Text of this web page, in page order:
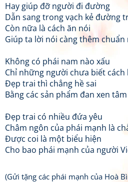
Hay giúp đỡ người đi đường
Dẫn sang trong vạch kẻ đường
Còn nữa là cách ăn nói
Giúp ta lời nói càng thêm chuẩn
Không có phái nam nào xấu
Chỉ những người chưa biết cách
Đẹp trai thì chẳng hề sai
Bằng các sản phẩm đan xen
Đẹp trai có nhiều đứa yêu
Châm ngôn của phái mạnh là
Được coi là một biểu hiện
Cho bao phái mạnh của người
(Gửi tặng các phái mạnh của Hoà